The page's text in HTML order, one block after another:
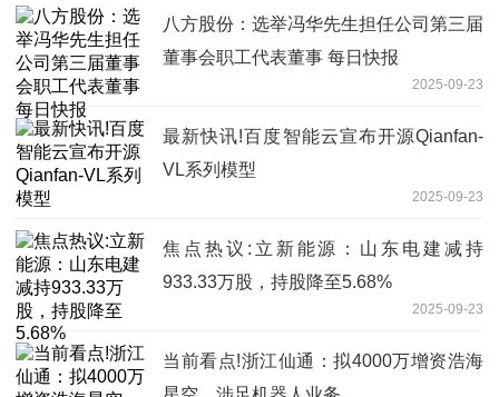
八方股份：选举冯华先生担任公司第三届
董事会职工代表董事 每日快报
2025-09-23
最新快讯!百度智能云宣布开源Qianfan-
VL系列模型
2025-09-23
焦点热议:立新能源：山东电建减持
933.33万股，持股降至5.68%
2025-09-23
当前看点!浙江仙通：拟4000万增资浩海